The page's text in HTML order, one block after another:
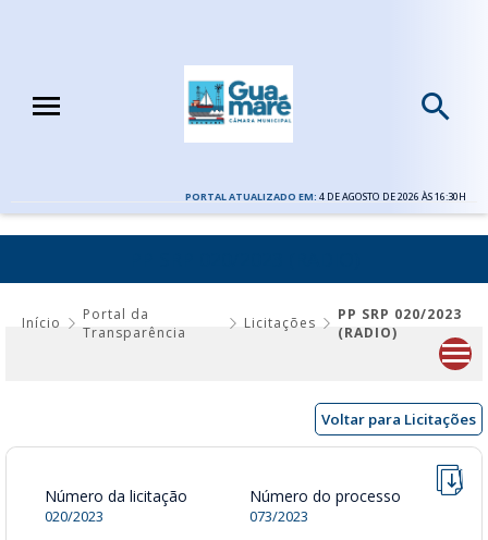
PORTAL ATUALIZADO EM: 4 DE AGOSTO DE 2026 ÀS 16:30H
Início
Portal da
Transparência
Licitações
PP SRP 020/2023
(RADIO)
Voltar para Licitações
Número da licitação
020/2023
Número do processo
073/2023